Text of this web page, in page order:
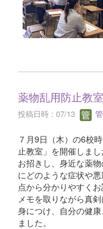
薬物乱用防止教
投稿日時 : 07/13
７月9日（木）の6校
止教室」を開催しま
お招きし、身近な薬
にどのような症状や
点から分かりやすく
メモを取りながら真
身につけ、自分の健
ました。